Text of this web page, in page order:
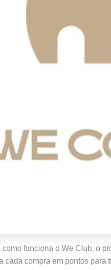
como funciona o We Club, o
cada compra em pontos